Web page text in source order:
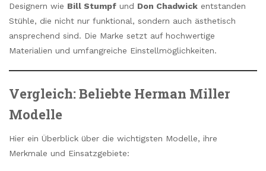
Designern wie Bill Stumpf und Don Chadwick entstanden
Stühle, die nicht nur funktional, sondern auch ästhetisch
ansprechend sind. Die Marke setzt auf hochwertige
Materialien und umfangreiche Einstellmöglichkeiten.
Vergleich: Beliebte Herman Miller
Modelle
Hier ein Überblick über die wichtigsten Modelle, ihre
Merkmale und Einsatzgebiete: